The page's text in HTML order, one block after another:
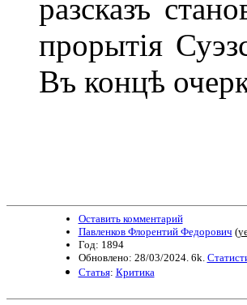
разсказъ
прорытія
Въ концѣ
Оставить комментарий
Павленков Флорентий Федорович (
Год: 1894
Обновлено: 28/03/2024. 6k.
Статья: Критика